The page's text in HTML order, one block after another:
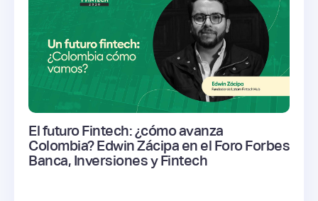
El futuro Fintech: ¿cómo avanza
Colombia? Edwin Zácipa en el Foro Forbes
Banca, Inversiones y Fintech